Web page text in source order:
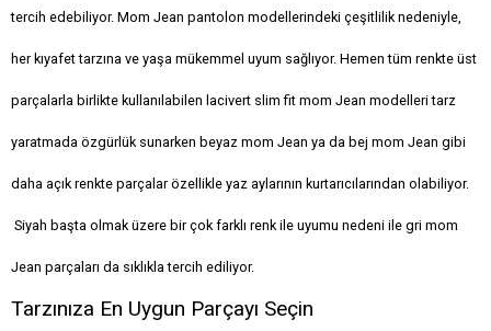
tercih edebiliyor. Mom Jean pantolon modellerindeki çeşitlilik nedeniyle,
her kıyafet tarzına ve yaşa mükemmel uyum sağlıyor. Hemen tüm renkte üst
parçalarla birlikte kullanılabilen lacivert slim fit mom Jean modelleri tarz
yaratmada özgürlük sunarken beyaz mom Jean ya da bej mom Jean gibi
daha açık renkte parçalar özellikle yaz aylarının kurtarıcılarından olabiliyor.
Siyah başta olmak üzere bir çok farklı renk ile uyumu nedeni ile gri mom
Jean parçaları da sıklıkla tercih ediliyor.
Tarzınıza En Uygun Parçayı Seçin